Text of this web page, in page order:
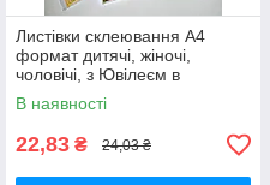
Листівки склеювання А4
формат дитячі, жіночі,
чоловічі, з Ювілеєм в
асортименті KON11
В наявності
22,83 ₴ 24,03 ₴